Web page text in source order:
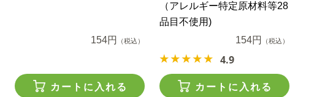
154円 （税込）
カートに入れる
（アレルギー特定原材料等28
品目不使用)
154円
（税込）
4.9
カートに入れる